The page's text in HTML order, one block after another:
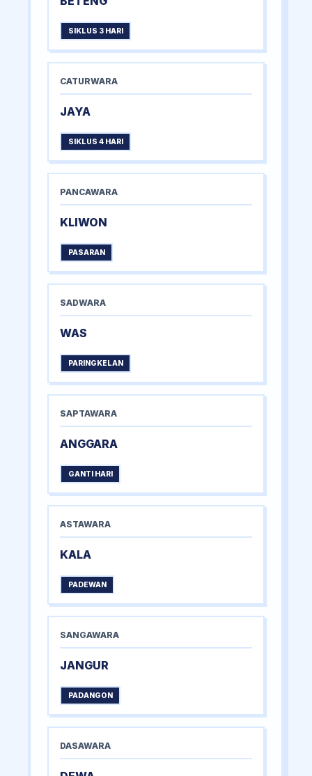
SIKLUS 3 HARI
CATURWARA
JAYA
SIKLUS 4 HARI
PANCAWARA
KLIWON
PASARAN
SADWARA
WAS
PARINGKELAN
SAPTAWARA
ANGGARA
GANTI HARI
ASTAWARA
KALA
PADEWAN
SANGAWARA
JANGUR
PADANGON
DASAWARA